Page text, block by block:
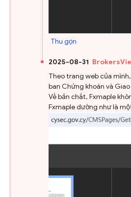
Thu gọn
2025-08-31
Theo trang web của
ban Chứng khoán và
Về bản chất, Fxmaple
Fxmaple dường như là